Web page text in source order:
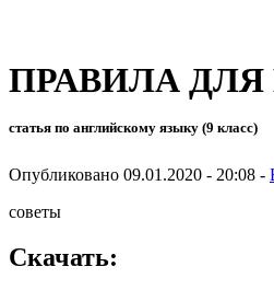
ПРАВИЛА
статья по английскому языку (9 класс)
Опубликовано 09.01.2020 - 20:08 -
советы
Скачать: